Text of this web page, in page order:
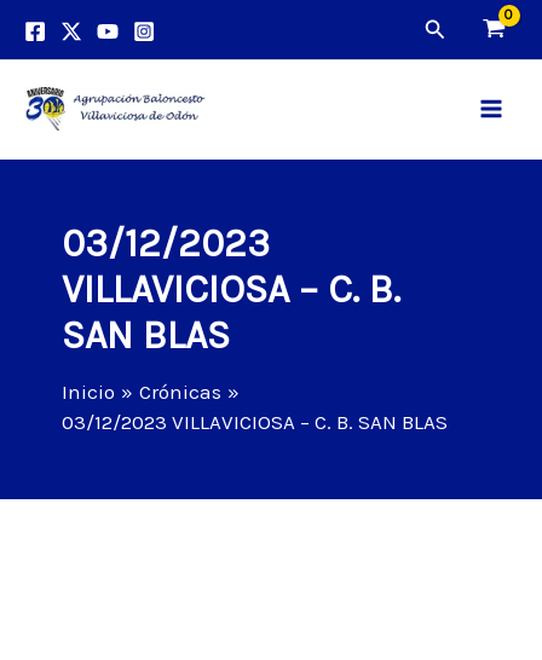
Buscar
03/12/2023
VILLAVICIOSA – C. B.
SAN BLAS
Inicio
Crónicas
03/12/2023 VILLAVICIOSA – C. B. SAN BLAS